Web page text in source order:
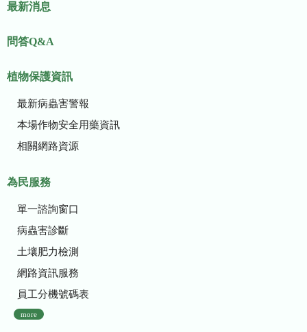
最新消息
問答Q&A
植物保護資訊
最新病蟲害警報
本場作物安全用藥資訊
相關網路資源
為民服務
單一諮詢窗口
病蟲害診斷
土壤肥力檢測
網路資訊服務
員工分機號碼表
more